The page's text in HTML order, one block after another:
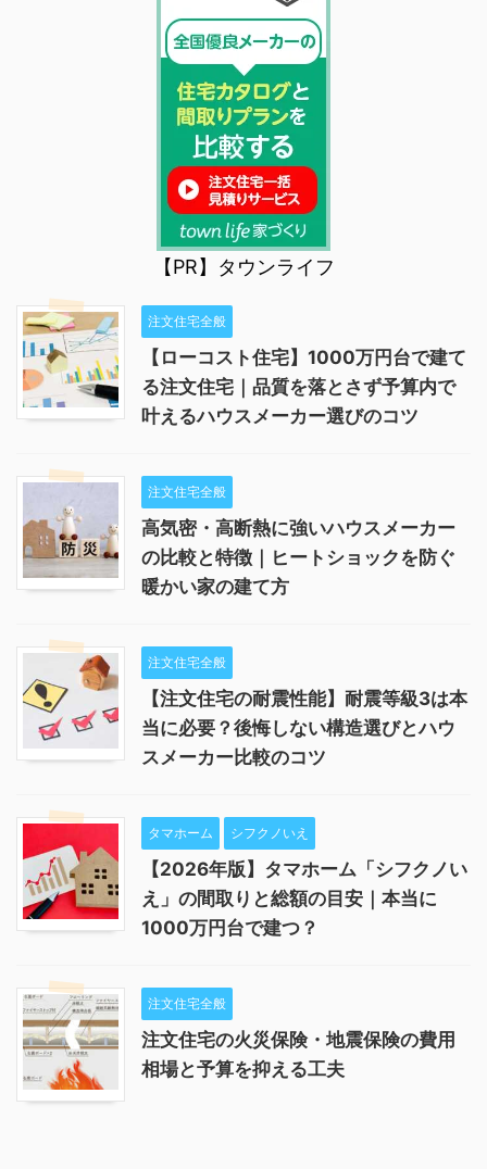
【PR】タウンライフ
注文住宅全般
【ローコスト住宅】1000万円台で建て
る注文住宅｜品質を落とさず予算内で
叶えるハウスメーカー選びのコツ
注文住宅全般
高気密・高断熱に強いハウスメーカー
の比較と特徴｜ヒートショックを防ぐ
暖かい家の建て方
注文住宅全般
【注文住宅の耐震性能】耐震等級3は本
当に必要？後悔しない構造選びとハウ
スメーカー比較のコツ
タマホーム シフクノいえ
【2026年版】タマホーム「シフクノい
え」の間取りと総額の目安｜本当に
1000万円台で建つ？
注文住宅全般
注文住宅の火災保険・地震保険の費用
相場と予算を抑える工夫